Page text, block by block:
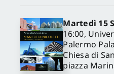
Martedì 15
16:00,
Palermo
Chiesa di
piazza